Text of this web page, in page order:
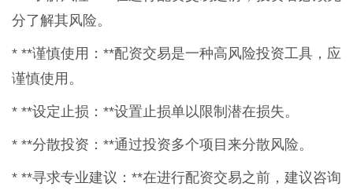
分了解其风险。
* **谨慎使用：**配资交易是一种高风险投资工具，应
谨慎使用。
* **设定止损：**设置止损单以限制潜在损失。
* **分散投资：**通过投资多个项目来分散风险。
* **寻求专业建议：**在进行配资交易之前，建议咨询